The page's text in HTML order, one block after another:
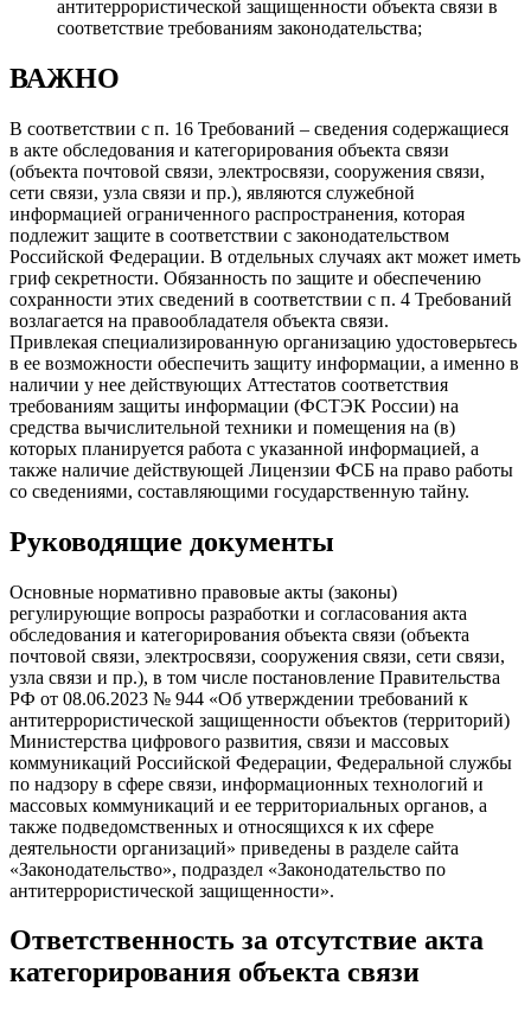
антитеррористической защищенности объекта связи в
соответствие требованиям законодательства;
ВАЖНО
В соответствии с п. 16 Требований – сведения содержащиеся
в акте обследования и категорирования объекта связи
(объекта почтовой связи, электросвязи, сооружения связи,
сети связи, узла связи и пр.), являются служебной
информацией ограниченного распространения, которая
подлежит защите в соответствии с законодательством
Российской Федерации. В отдельных случаях акт может иметь
гриф секретности. Обязанность по защите и обеспечению
сохранности этих сведений в соответствии с п. 4 Требований
возлагается на правообладателя объекта связи.
Привлекая специализированную организацию удостоверьтесь
в ее возможности обеспечить защиту информации, а именно в
наличии у нее действующих Аттестатов соответствия
требованиям защиты информации (ФСТЭК России) на
средства вычислительной техники и помещения на (в)
которых планируется работа с указанной информацией, а
также наличие действующей Лицензии ФСБ на право работы
со сведениями, составляющими государственную тайну.
Руководящие документы
Основные нормативно правовые акты (законы)
регулирующие вопросы разработки и согласования акта
обследования и категорирования объекта связи (объекта
почтовой связи, электросвязи, сооружения связи, сети связи,
узла связи и пр.), в том числе постановление Правительства
РФ от 08.06.2023 № 944 «Об утверждении требований к
антитеррористической защищенности объектов (территорий)
Министерства цифрового развития, связи и массовых
коммуникаций Российской Федерации, Федеральной службы
по надзору в сфере связи, информационных технологий и
массовых коммуникаций и ее территориальных органов, а
также подведомственных и относящихся к их сфере
деятельности организаций» приведены в разделе сайта
«Законодательство», подраздел «Законодательство по
антитеррористической защищенности».
Ответственность за отсутствие акта
категорирования объекта связи